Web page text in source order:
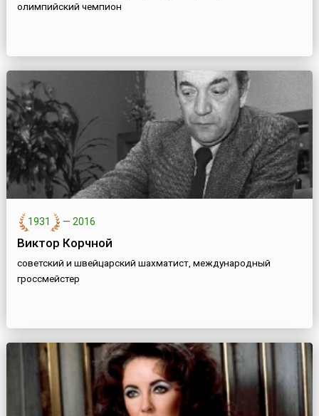
олимпийский чемпион
1931 — 2016
Виктор Корчной
советский и швейцарский шахматист, международный
гроссмейстер